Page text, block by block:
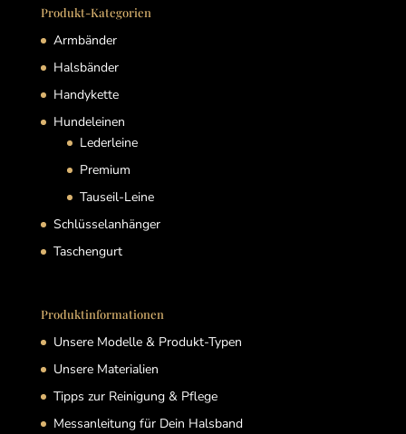
Produkt-Kategorien
Armbänder
Halsbänder
Handykette
Hundeleinen
Lederleine
Premium
Tauseil-Leine
Schlüsselanhänger
Taschengurt
Produktinformationen
Unsere Modelle & Produkt-Typen
Unsere Materialien
Tipps zur Reinigung & Pflege
Messanleitung für Dein Halsband